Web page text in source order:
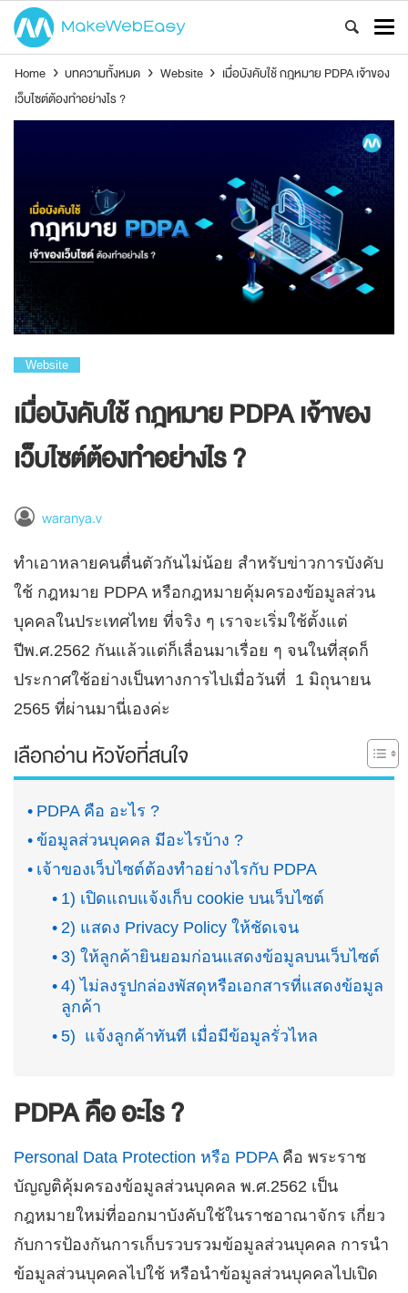
Home › บทความทั้งหมด › Website › เมื่อบังคับใช้ กฎหมาย PDPA เจ้าของ
เว็บไซต์ต้องทำอย่างไร ?
Website
เมื่อบังคับใช้ กฎหมาย PDPA เจ้าของ
เว็บไซต์ต้องทำอย่างไร ?
waranya.v
ทำเอาหลายคนตื่นตัวกันไม่น้อย สำหรับข่าวการบังคับ
ใช้ กฎหมาย PDPA หรือกฎหมายคุ้มครองข้อมูลส่วน
บุคคลในประเทศไทย ที่จริง ๆ เราจะเริ่มใช้ตั้งแต่
ปีพ.ศ.2562 กันแล้วแต่ก็เลื่อนมาเรื่อย ๆ จนในที่สุดก็
ประกาศใช้อย่างเป็นทางการไปเมื่อวันที่ 1 มิถุนายน
2565 ที่ผ่านมานี่เองค่ะ
เลือกอ่าน หัวข้อที่สนใจ
PDPA คือ อะไร ?
ข้อมูลส่วนบุคคล มีอะไรบ้าง ?
เจ้าของเว็บไซต์ต้องทำอย่างไรกับ PDPA
1) เปิดแถบแจ้งเก็บ cookie บนเว็บไซต์
2) แสดง Privacy Policy ให้ชัดเจน
3) ให้ลูกค้ายินยอมก่อนแสดงข้อมูลบนเว็บไซต์
4) ไม่ลงรูปกล่องพัสดุหรือเอกสารที่แสดงข้อมูล
ลูกค้า
5) แจ้งลูกค้าทันที เมื่อมีข้อมูลรั่วไหล
PDPA คือ อะไร ?
Personal Data Protection หรือ PDPAคือ พระราช
บัญญติคุ้มครองข้อมูลส่วนบุคคล พ.ศ.2562 เป็น
กฎหมายใหม่ที่ออกมาบังคับใช้ในราชอาณาจักร เกี่ยว
กับการป้องกันการเก็บรวบรวมข้อมูลส่วนบุคคล การนำ
ข้อมูลส่วนบุคคลไปใช้ หรือนำข้อมูลส่วนบุคคลไปเปิด